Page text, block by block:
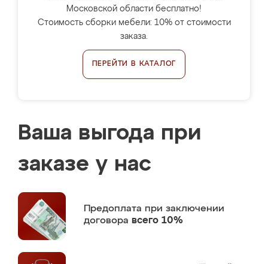
Московской области бесплатно!
Стоимость сборки мебели: 10% от стоимости
заказа.
ПЕРЕЙТИ В КАТАЛОГ
Ваша выгода при
заказе у нас
Предоплата при заключении
договора всего 10%